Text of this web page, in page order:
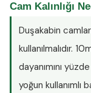
Cam Kalınlığı
Duşakabin
kullanılmalıdır.
dayanımını
yoğun